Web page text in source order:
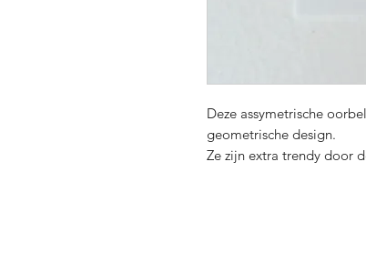
Deze assymetrische
geometrische design.
Ze zijn extra trendy door